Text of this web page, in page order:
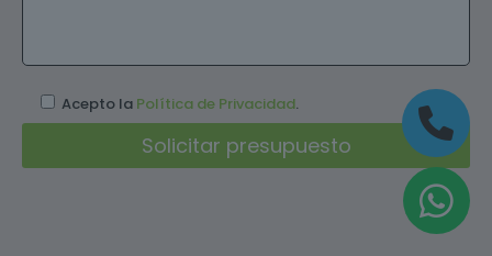
Acepto la Política de Privacidad.